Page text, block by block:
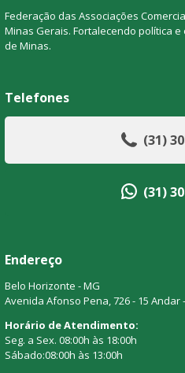
Federação das Associações
Minas Gerais. Fortalecendo política
de Minas.
Telefones
(31)
(31)
Endereço
Belo Horizonte - MG
Avenida Afonso Pena, 726 - 15 Andar
Horário de Atendimento:
Seg. a Sex. 08:00h às 18:00h
Sábado:08:00h às 13:00h